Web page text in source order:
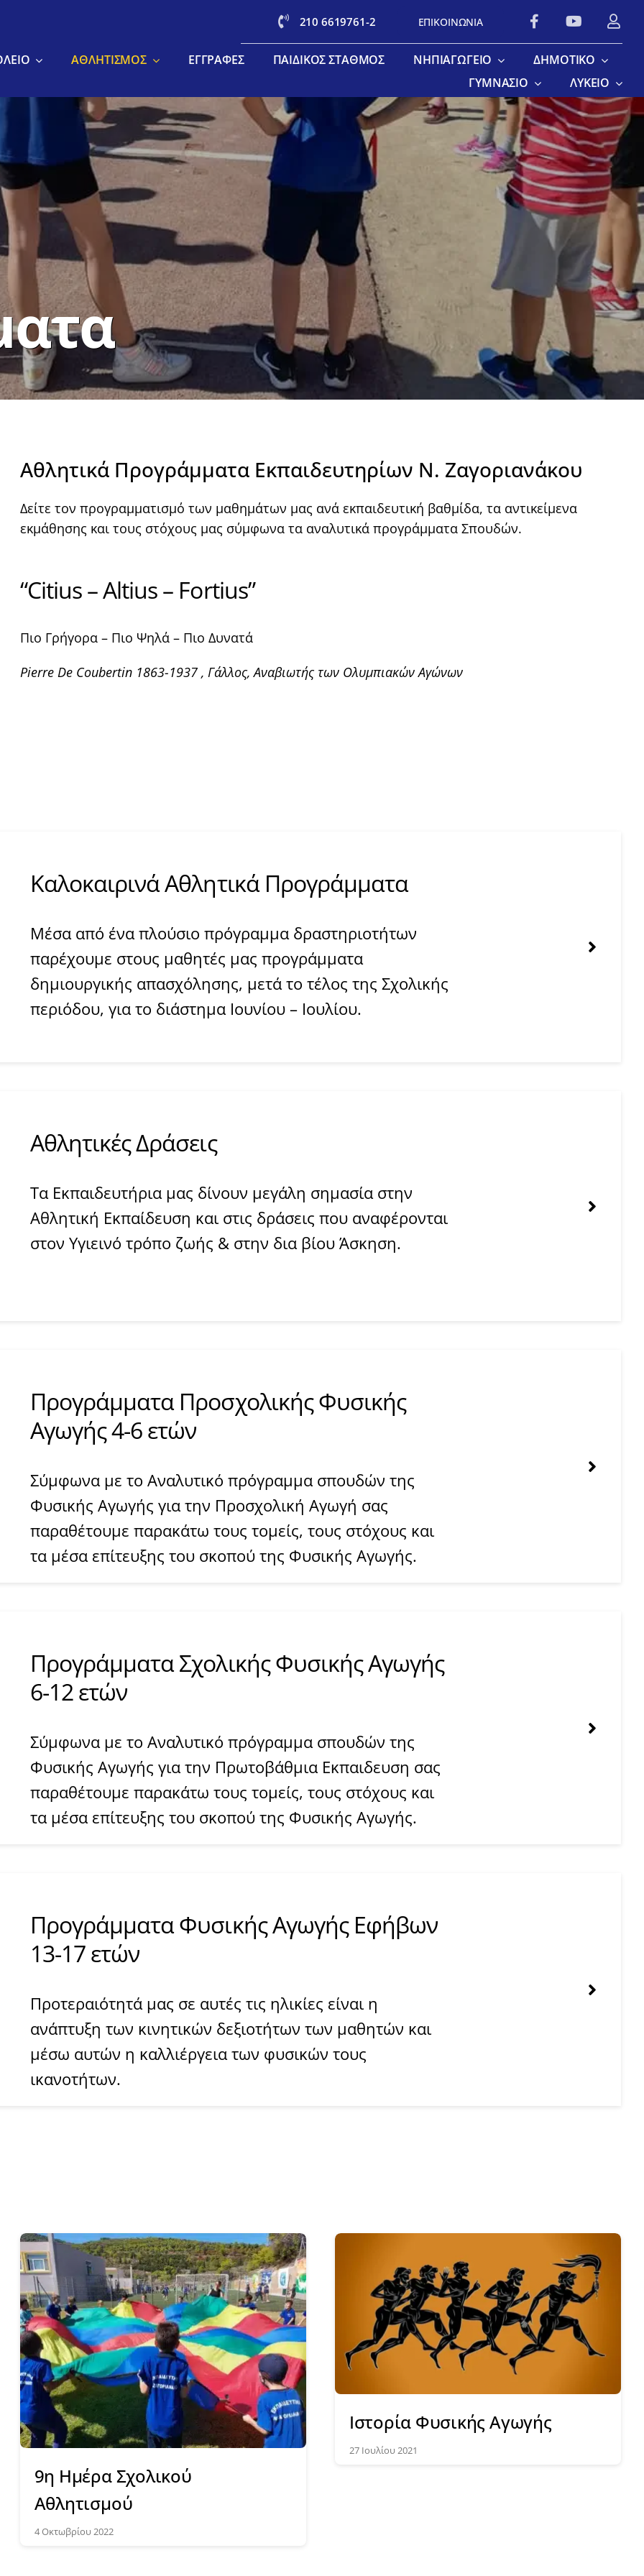
210 6619761-2 ΕΠΙΚΟΙΝΩΝΙΑ
ΑΘΛΗΤΙΣΜΌΣ ΕΓΓΡΑΦΈΣ ΠΑΙΔΙΚΌΣ ΣΤΑΘΜΌΣ ΝΗΠΙΑΓΩΓΕΊΟ
ΔΗΜΟΤΙΚΌ
ΓΥΜΝΆΣΙΟ
ΛΎΚΕΙΟ
Αθλητικά Προγράμματα Εκπαιδευτηρίων Ν. Ζαγοριανάκου
Δείτε τον προγραμματισμό των μαθημάτων μας ανά εκπαιδευτική βαθμίδα, τα αντικείμενα
εκμάθησης και τους στόχους μας σύμφωνα τα αναλυτικά προγράμματα Σπουδών.
“Citius – Altius – Fortius”
Πιο Γρήγορα – Πιο Ψηλά – Πιο Δυνατά
Pierre De Coubertin 1863-1937 , Γάλλος, Αναβιωτής των Ολυμπιακών Αγώνων
​​Καλοκαιρινά Αθλητικά Προγράμματα
Μέσα από ένα πλούσιο πρόγραμμα δραστηριοτήτων
παρέχουμε στους μαθητές μας προγράμματα
δημιουργικής απασχόλησης, μετά το τέλος της Σχολικής
περιόδου, για το διάστημα Ιουνίου – Ιουλίου.
​​Αθλητικές Δράσεις
Τα Εκπαιδευτήρια μας δίνουν μεγάλη σημασία στην
Αθλητική Εκπαίδευση και στις δράσεις που αναφέρονται
στον Υγιεινό τρόπο ζωής & στην δια βίου Άσκηση.
​​Προγράμματα Προσχολικής Φυσικής
Αγωγής 4-6 ετών
Σύμφωνα με το Αναλυτικό πρόγραμμα σπουδών της
Φυσικής Αγωγής για την Προσχολική Αγωγή σας
παραθέτουμε παρακάτω τους τομείς, τους στόχους και
τα μέσα επίτευξης του σκοπού της Φυσικής Αγωγής.
​​Προγράμματα Σχολικής Φυσικής Αγωγής
6-12 ετών
Σύμφωνα με το Αναλυτικό πρόγραμμα σπουδών της
Φυσικής Αγωγής για την Πρωτοβάθμια Εκπαιδευση σας
παραθέτουμε παρακάτω τους τομείς, τους στόχους και
τα μέσα επίτευξης του σκοπού της Φυσικής Αγωγής.
​​Προγράμματα Φυσικής Αγωγής Εφήβων
13-17 ετών
Προτεραιότητά μας σε αυτές τις ηλικίες είναι η
ανάπτυξη των κινητικών δεξιοτήτων των µαθητών και
µέσω αυτών η καλλιέργεια των φυσικών τους
ικανοτήτων.
9η Ημέρα Σχολικού
Αθλητισμού
4 Οκτωβρίου 2022
Ιστορία Φυσικής Αγωγής
27 Ιουλίου 2021